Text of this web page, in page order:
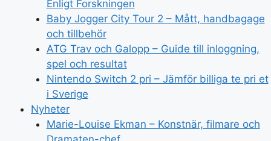
Enligt Forskningen
Baby Jogger City Tour 2 – Mått, handbagage
och tillbehör
ATG Trav och Galopp – Guide till inloggning,
spel och resultat
Nintendo Switch 2 pri – Jämför billiga te pri et
i Sverige
Nyheter
Marie-Louise Ekman – Konstnär, filmare och